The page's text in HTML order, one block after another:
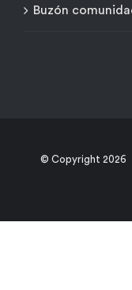
Buzón
© Copyright 2026